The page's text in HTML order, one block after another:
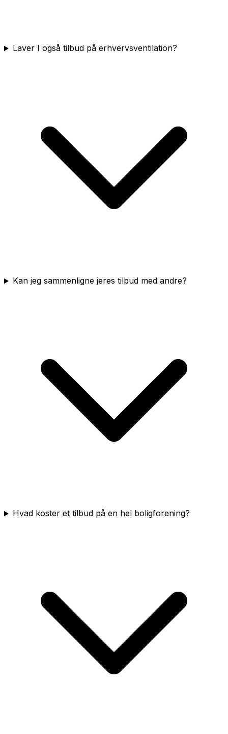
Laver I også tilbud på erhvervsventilation?
Kan jeg sammenligne jeres tilbud med andre?
Hvad koster et tilbud på en hel boligforening?